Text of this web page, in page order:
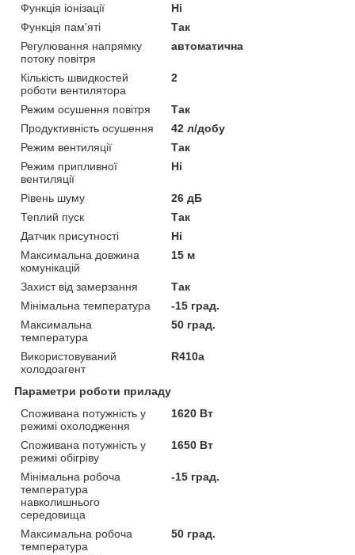
Функція іонізації
Ні
Функція пам'яті
Так
Регулювання напрямку
потоку повітря
автоматична
Кількість швидкостей
роботи вентилятора
2
Режим осушення повітря
Так
Продуктивність осушення
42 л/добу
Режим вентиляції
Так
Режим припливної
вентиляції
Ні
Рівень шуму
26 дБ
Теплий пуск
Так
Датчик присутності
Ні
Максимальна довжина
комунікацій
15 м
Захист від замерзання
Так
Мінімальна температура
-15 град.
Максимальна
температура
50 град.
Використовуваний
холодоагент
R410a
Параметри роботи приладу
Споживана потужність у
режимі охолодження
1620 Вт
Споживана потужність у
режимі обігріву
1650 Вт
Мінімальна робоча
температура
навколишнього
середовища
-15 град.
Максимальна робоча
температура
50 град.